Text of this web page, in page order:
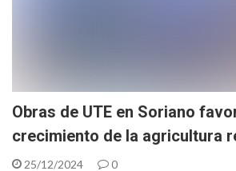
Obras de UTE en Soriano
crecimiento de la agricultura
25/12/2024 0